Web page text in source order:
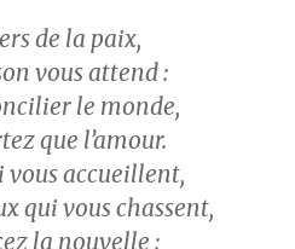
de la paix,
vous attend :
le monde,
que l’amour.
vous accueillent,
qui vous chassent,
la nouvelle :